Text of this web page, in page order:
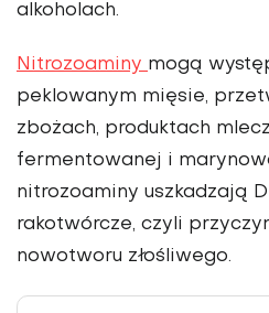
alkoholach.
Nitrozoaminy mogą
peklowanym mięsie,
zbożach, produktach
fermentowanej i
nitrozoaminy uszkadzają
rakotwórcze, czyli
nowotworu złośliwego.